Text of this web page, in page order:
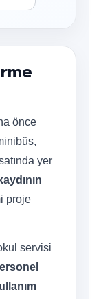
önce
yer
proje
servisi